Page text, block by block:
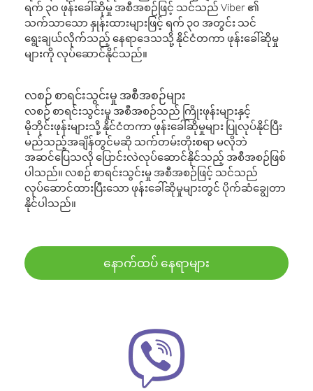
ရက် ၃၀ ဖုန်းခေါ်ဆိုမှု အစီအစဉ်ဖြင့် သင်သည် Viber ၏
သက်သာသော နှုန်းထားများဖြင့် ရက် ၃၀ အတွင်း သင်
ရွေးချယ်လိုက်သည့် နေရာဒေသသို့ နိုင်ငံတကာ ဖုန်းခေါ်ဆိုမှု
များကို လုပ်ဆောင်နိုင်သည်။
လစဉ် စာရင်းသွင်းမှု အစီအစဉ်များ
လစဉ် စာရင်းသွင်းမှု အစီအစဉ်သည် ကြိုးဖုန်းများနှင့်
မိုဘိုင်းဖုန်းများသို့ နိုင်ငံတကာ ဖုန်းခေါ်ဆိုမှုများ ပြုလုပ်နိုင်ပြီး
မည်သည့်အချိန်တွင်မဆို သက်တမ်းတိုးစရာ မလိုဘဲ
အဆင်ပြေသလို ပြောင်းလဲလုပ်ဆောင်နိုင်သည့် အစီအစဉ်ဖြစ်
ပါသည်။ လစဉ် စာရင်းသွင်းမှု အစီအစဉ်ဖြင့် သင်သည်
လုပ်ဆောင်ထားပြီးသော ဖုန်းခေါ်ဆိုမှုများတွင် ပိုက်ဆံချွေတာ
နိုင်ပါသည်။
နောက်ထပ် နေရာများ